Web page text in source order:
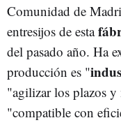
Comunidad de
entresijos de esta
del pasado año. Ha
producción es "
"agilizar los plazos
"compatible con